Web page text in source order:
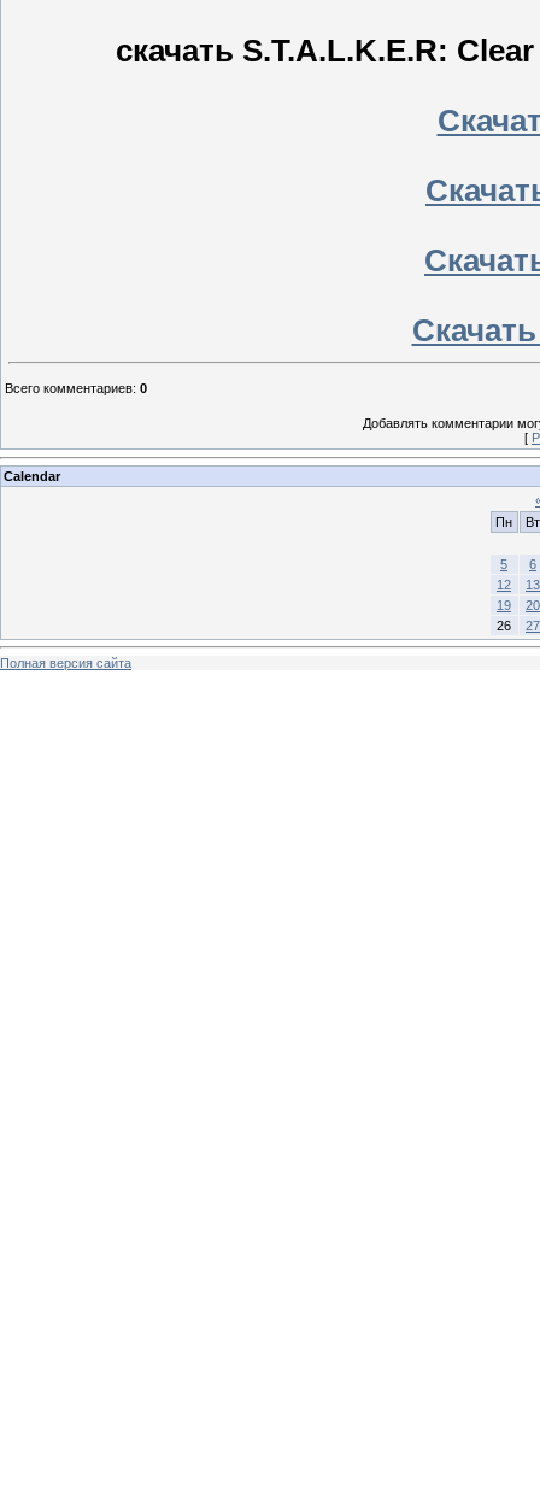
скачать S.T.A.L.K.E.R:
Всего комментариев: 0
Добавлять комментарии
[
Calendar
Пн
Вт
5
6
12
13
19
20
26
27
Полная версия сайта